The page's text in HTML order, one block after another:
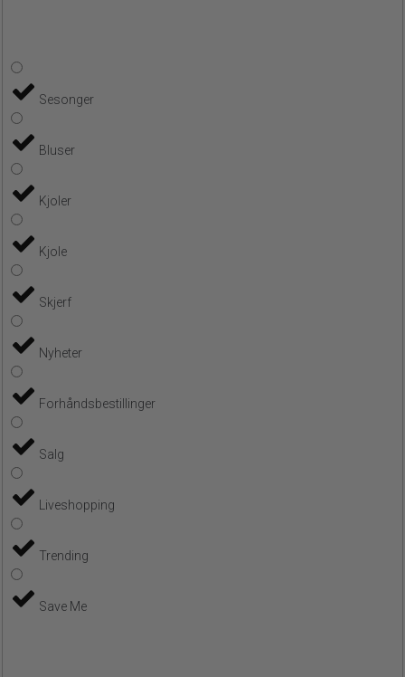
Sesonger
Bluser
Kjoler
Kjole
Skjerf
Nyheter
Forhåndsbestillinger
Salg
Liveshopping
Trending
Save Me